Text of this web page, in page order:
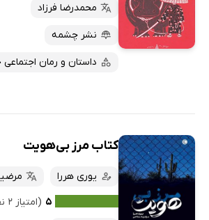
محمدرضا فرزاد
نشر چشمه
داستان و رمان اجتماعی
کتاب مرز بی‌هویت
یوری هررا
۵ (امتیاز ۲ نفر)